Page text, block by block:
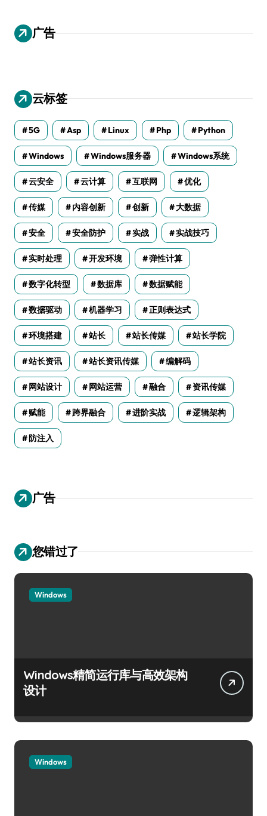
广告
云标签
5G Asp Linux Php Python
Windows Windows服务器 Windows系统
云安全 云计算 互联网 优化
传媒 内容创新 创新 大数据
安全 安全防护 实战 实战技巧
实时处理 开发环境 弹性计算
数字化转型 数据库 数据赋能
数据驱动 机器学习 正则表达式
环境搭建 站长 站长传媒 站长学院
站长资讯 站长资讯传媒 编解码
网站设计 网站运营 融合 资讯传媒
赋能 跨界融合 进阶实战 逻辑架构
防注入
广告
您错过了
Windows
Windows精简运行库与高效架构
设计
Windows